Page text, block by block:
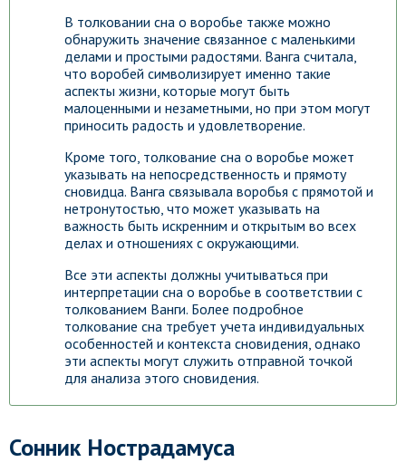
В толковании сна о воробье также можно
обнаружить значение связанное с маленькими
делами и простыми радостями. Ванга считала,
что воробей символизирует именно такие
аспекты жизни, которые могут быть
малоценными и незаметными, но при этом могут
приносить радость и удовлетворение.
Кроме того, толкование сна о воробье может
указывать на непосредственность и прямоту
сновидца. Ванга связывала воробья с прямотой и
нетронутостью, что может указывать на
важность быть искренним и открытым во всех
делах и отношениях с окружающими.
Все эти аспекты должны учитываться при
интерпретации сна о воробье в соответствии с
толкованием Ванги. Более подробное
толкование сна требует учета индивидуальных
особенностей и контекста сновидения, однако
эти аспекты могут служить отправной точкой
для анализа этого сновидения.
Сонник Нострадамуса